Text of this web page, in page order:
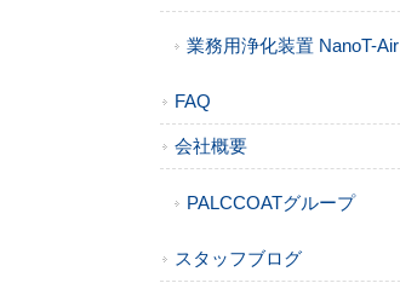
業務用浄化装置 NanoT-Air
FAQ
会社概要
PALCCOATグループ
スタッフブログ